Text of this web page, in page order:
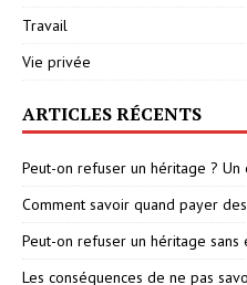
Travail
Vie privée
ARTICLES RÉCENTS
Peut-on refuser un héritage ?
Comment savoir quand payer
Peut-on refuser un héritage
Les conséquences de ne pas